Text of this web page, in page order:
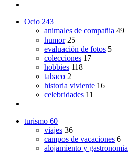
Ocio 243
animales de compañia 49
humor 25
evaluación de fotos 5
colecciones 17
hobbies 118
tabaco 2
historia viviente 16
celebridades 11
turismo 60
viajes 36
campos de vacaciones 6
alojamiento y gastronomia